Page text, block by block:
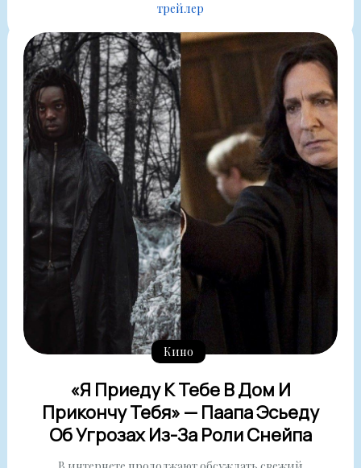
трейлер
Кино
«Я Приеду К Тебе В Дом И
Прикончу Тебя» — Паапа Эсьеду
Об Угрозах Из-За Роли Снейпа